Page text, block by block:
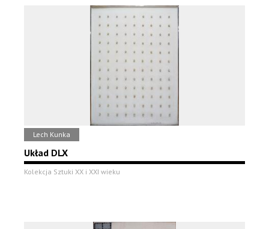
Lech Kunka
Układ DLX
Kolekcja Sztuki XX i XXI wieku